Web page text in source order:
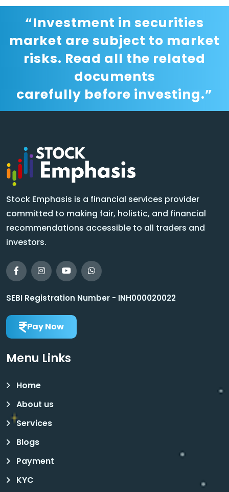
“Investment in securities
market are subject to market
risks. Read all the related
documents
carefully before investing.”
Stock Emphasis is a financial services provider
committed to making fair, holistic, and financial
recommendations accessible to all traders and
investors.
SEBI Registration Number - INH000020022
Pay Now
Menu Links
Home
About us
Services
Blogs
Payment
KYC